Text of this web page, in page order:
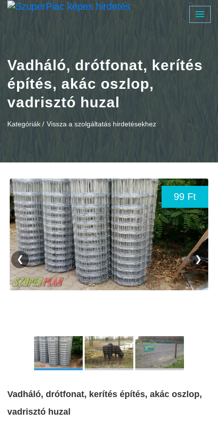
Vadháló, drótfonat, kerítés
építés, akác oszlop,
vadrisztó huzal
Kategóriák / Vissza a szolgáltatás hirdetésekhez
99 Ft
❮ ❯
Vadháló, drótfonat, kerítés építés, akác oszlop,
vadrisztó huzal